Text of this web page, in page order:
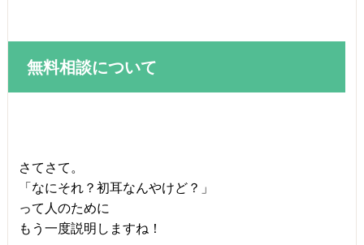
無料相談について
さてさて。
「なにそれ？初耳なんやけど？」
って人のために
もう一度説明しますね！